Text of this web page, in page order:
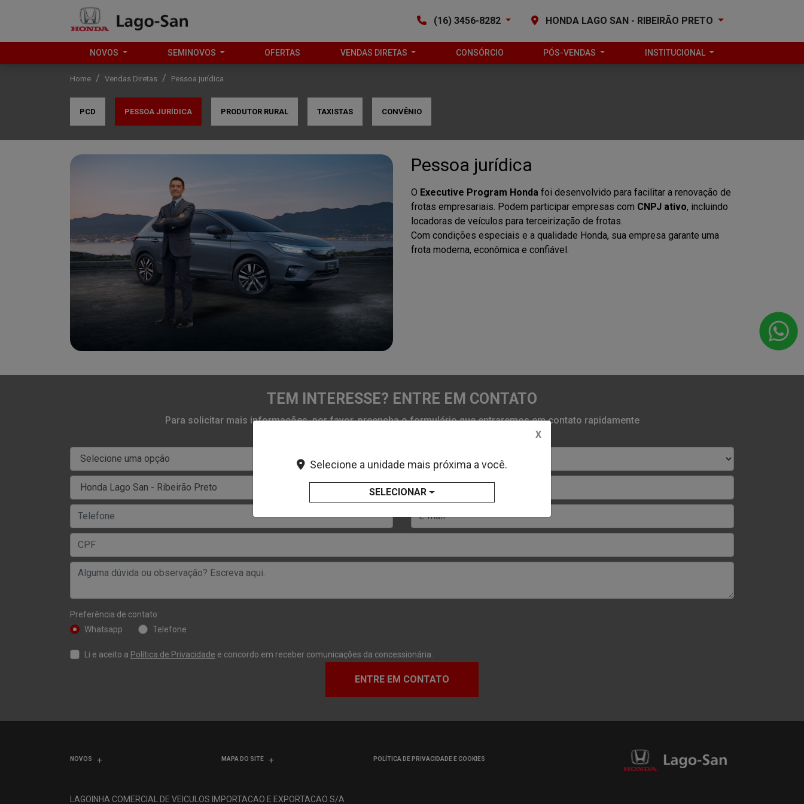
(16) 3456-8282 HONDA LAGO SAN - RIBEIRÃO PRETO
NOVOS SEMINOVOS OFERTAS VENDAS DIRETAS CONSÓRCIO PÓS-VENDAS INSTITUCIONAL
Home Vendas Diretas Pessoa jurídica
PCD PESSOA JURÍDICA PRODUTOR RURAL TAXISTAS CONVÊNIO
Pessoa jurídica
O Executive Program Honda foi desenvolvido para facilitar a renovação de
frotas empresariais. Podem participar empresas com CNPJ ativo, incluindo
locadoras de veículos para terceirização de frotas.
Com condições especiais e a qualidade Honda, sua empresa garante uma
frota moderna, econômica e confiável.
TEM INTERESSE? ENTRE EM CONTATO
Para solicitar mais informações, por favor, preencha o formulário que entraremos em contato rapidamente
Preferência de contato:
Whatsapp
Telefone
Li e aceito a Política de Privacidade e concordo em receber comunicações da concessionária.
ENTRE EM CONTATO
NOVOS MAPA DO SITE POLÍTICA DE PRIVACIDADE E COOKIES
LAGOINHA COMERCIAL DE VEICULOS IMPORTACAO E EXPORTACAO S/A
X
Selecione a unidade mais próxima a você.
SELECIONAR